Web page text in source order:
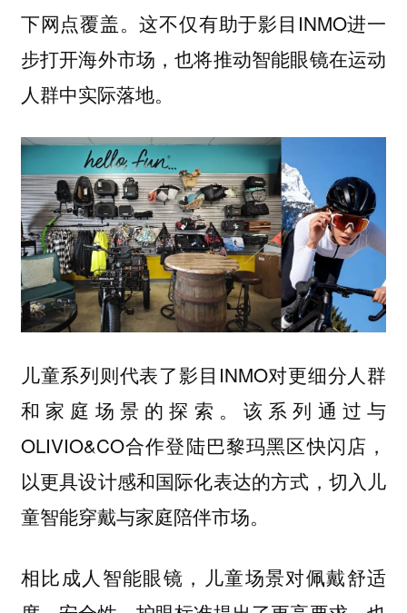
下网点覆盖。这不仅有助于影目INMO进一
步打开海外市场，也将推动智能眼镜在运动
人群中实际落地。
儿童系列则代表了影目INMO对更细分人群
和家庭场景的探索。该系列通过与
OLIVIO&CO合作登陆巴黎玛黑区快闪店，
以更具设计感和国际化表达的方式，切入儿
童智能穿戴与家庭陪伴市场。
相比成人智能眼镜，儿童场景对佩戴舒适